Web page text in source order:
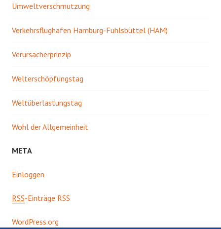
Umweltverschmutzung
Verkehrsflughafen Hamburg-Fuhlsbüttel (HAM)
Verursacherprinzip
Welterschöpfungstag
Weltüberlastungstag
Wohl der Allgemeinheit
META
Einloggen
RSS-Einträge RSS
WordPress.org